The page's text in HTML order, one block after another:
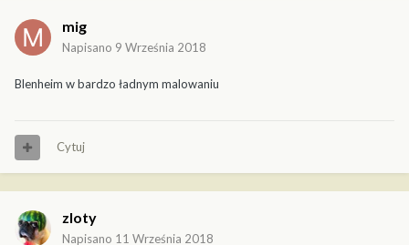
mig
Napisano 9 Września 2018
Blenheim w bardzo ładnym malowaniu
Cytuj
zloty
Napisano 11 Września 2018